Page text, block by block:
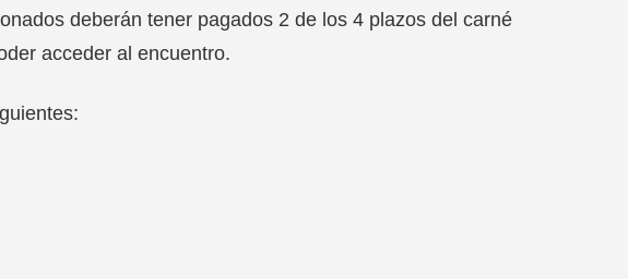
deberán tener pagados 2 de los 4 plazos del carné
acceder al encuentro.